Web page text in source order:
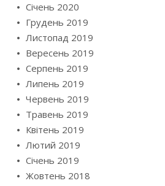
Січень 2020
Грудень 2019
Листопад 2019
Вересень 2019
Серпень 2019
Липень 2019
Червень 2019
Травень 2019
Квітень 2019
Лютий 2019
Січень 2019
Жовтень 2018